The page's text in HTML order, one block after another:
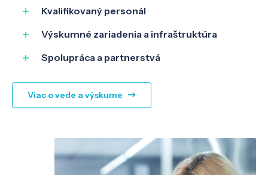
Kvalifikovaný personál
Výskumné zariadenia a infraštruktúra
Spolupráca a partnerstvá
Viac o vede a výskume